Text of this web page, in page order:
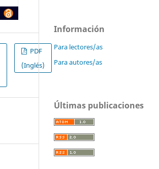
PDF
(Inglés)
Información
Para lectores/as
Para autores/as
Últimas publicaciones